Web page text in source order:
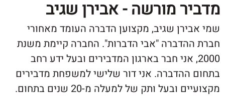
מורשה - אבירן שגיב
שגיב, מקצוען הדברה העומד מאחורי
"אבי הדברות". החברה קיימת משנת
אני חבר בארגון המדבירים ובעל ידע רחב
אני דור שלישי למשפחת מדבירים
ותק של למעלה מ-20 שנים בתחום.